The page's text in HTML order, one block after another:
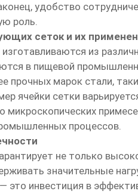
удобство
роль.
сеток и их
из
в пищевой
прочных марок стали,
ячейки сетки
микроскопических
процессов.
не только
значительные
это инвестиция в